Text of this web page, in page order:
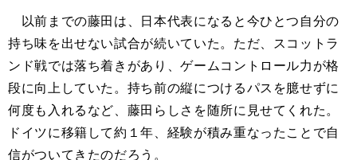
以前までの藤田は、日本代表になると今ひとつ自分の
持ち味を出せない試合が続いていた。ただ、スコットラ
ンド戦では落ち着きがあり、ゲームコントロール力が格
段に向上していた。持ち前の縦につけるパスを臆せずに
何度も入れるなど、藤田らしさを随所に見せてくれた。
ドイツに移籍して約１年、経験が積み重なったことで自
信がついてきたのだろう。